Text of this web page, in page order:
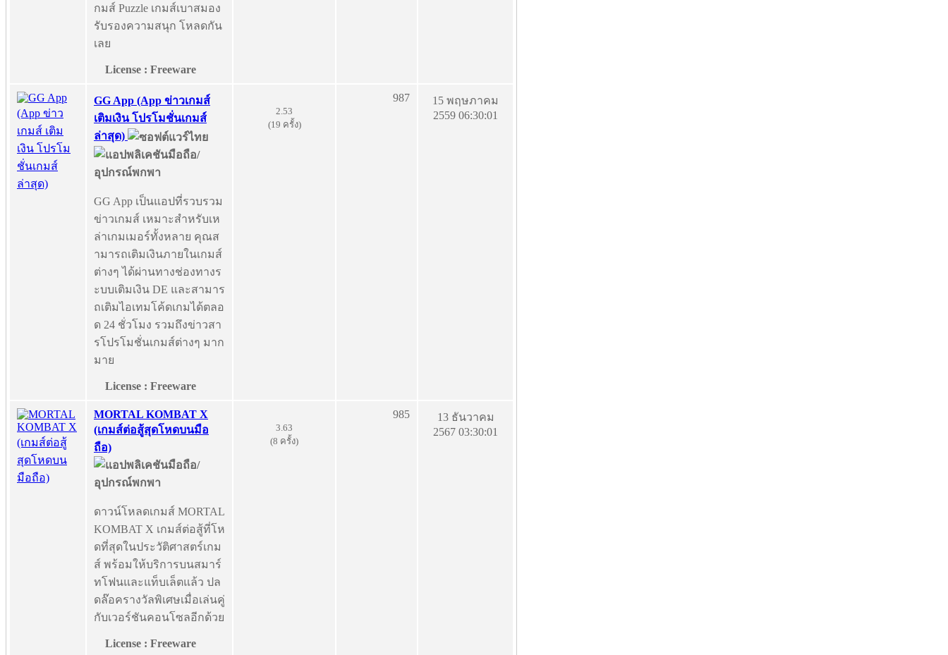
กมส์ Puzzle เกมส์เบาสมอง
รับรองความสนุก โหลดกัน
เลย
License : Freeware
GG App (App ข่าวเกมส์
เติมเงิน โปรโมชั่นเกมส์
ล่าสุด)
GG App เป็นแอปที่รวบรวม
ข่าวเกมส์ เหมาะสำหรับเห
ล่าเกมเมอร์ทั้งหลาย คุณส
ามารถเติมเงินภายในเกมส์
ต่างๆ ได้ผ่านทางช่องทางร
ะบบเติมเงิน DE และสามาร
ถเติมไอเทมโค้ดเกมได้ตลอ
ด 24 ชั่วโมง รวมถึงข่าวสา
รโปรโมชั่นเกมส์ต่างๆ มาก
มาย
License : Freeware
2.53
(19 ครั้ง)
987
15 พฤษภาคม
2559 06:30:01
MORTAL KOMBAT X
(เกมส์ต่อสู้สุดโหดบนมือ
ถือ)
ดาวน์โหลดเกมส์ MORTAL
KOMBAT X เกมส์ต่อสู้ที่โห
ดที่สุดในประวัติศาสตร์เกม
ส์ พร้อมให้บริการบนสมาร์
ทโฟนและแท็บเล็ตแล้ว ปล
ดล๊อครางวัลพิเศษเมื่อเล่นคู่
กับเวอร์ชันคอนโซลอีกด้วย
License : Freeware
3.63
(8 ครั้ง)
985
13 ธันวาคม
2567 03:30:01